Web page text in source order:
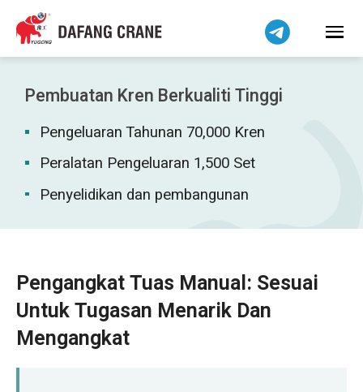
Pembuatan Kren Berkualiti Tinggi
Pengeluaran Tahunan 70,000 Kren
Peralatan Pengeluaran 1,500 Set
Penyelidikan dan pembangunan
Pengangkat Tuas Manual: Sesuai
Untuk Tugasan Menarik Dan
Mengangkat
हिन्दी
Bahasa Indonesia
Tiếng Việt
简体中文
فارسی
Pilipino
اردو
Kiswahili
Dansk
Norsk
O‘zbekcha